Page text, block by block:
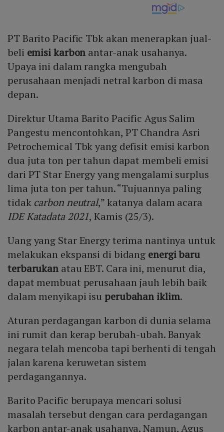
PT Barito Pacific Tbk akan menerapkan jual-
beli emisi karbon antar-anak usahanya.
Upaya ini dalam rangka mengubah
perusahaan menjadi netral karbon di masa
depan.
Direktur Utama Barito Pacific Agus Salim
Pangestu mencontohkan, PT Chandra Asri
Petrochemical Tbk yang defisit emisi karbon
dua juta ton per tahun dapat membeli emisi
dari PT Star Energy yang mengalami surplus
lima juta ton per tahun. “Tujuannya paling
tidak carbon neutral,” katanya dalam acara
IDE Katadata 2021, Kamis (25/3).
Uang yang Star Energy terima nantinya untuk
melakukan ekspansi di bidang energi baru
terbarukan atau EBT. Cara ini, menurut dia,
dapat membuat perusahaan jauh lebih baik
dalam menyikapi isu perubahan iklim.
Aturan perdagangan karbon di dunia selama
ini rumit dan kerap berubah-ubah. Banyak
negara telah mencoba tapi berhenti di tengah
jalan karena keruwetan sistem
perdagangannya.
Barito Pacific berupaya mencari solusi
masalah tersebut dengan cara perdagangan
karbon antar-anak usahanya. Namun, Agus